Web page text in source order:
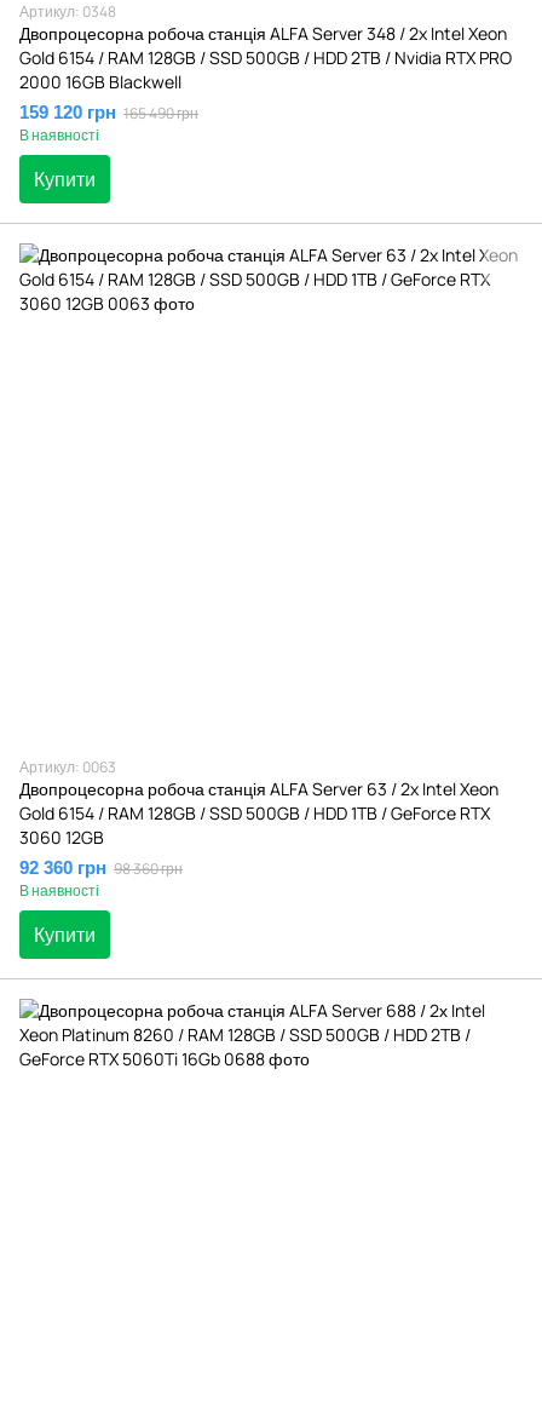
Артикул: 0348
Двопроцесорна робоча станція ALFA Server 348 / 2x Intel Xeon
Gold 6154 / RAM 128GB / SSD 500GB / HDD 2TB / Nvidia RTX PRO
2000 16GB Blackwell
159 120 грн 165 490 грн
В наявності
Купити
Артикул: 0063
Двопроцесорна робоча станція ALFA Server 63 / 2x Intel Xeon
Gold 6154 / RAM 128GB / SSD 500GB / HDD 1TB / GeForce RTX
3060 12GB
92 360 грн 98 360 грн
В наявності
Купити